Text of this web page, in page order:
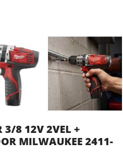
3/8 12V 2VEL +
MILWAUKEE 2411-